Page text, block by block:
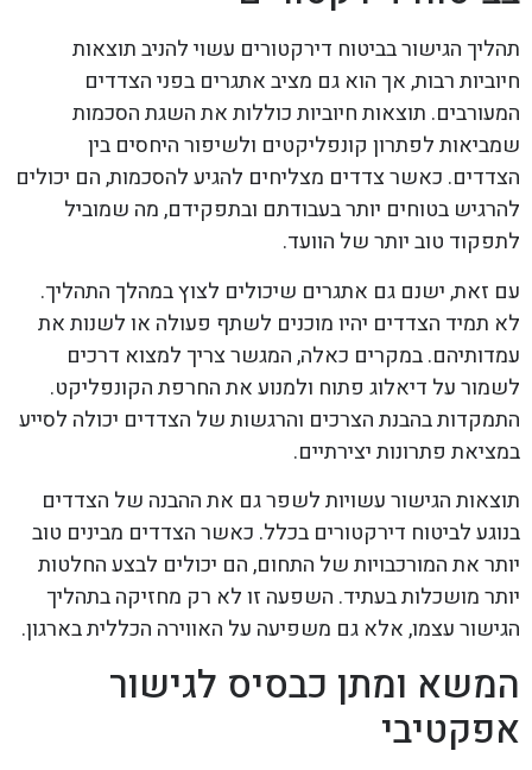
תהליך הגישור בביטוח דירקטורים עשוי להניב תוצאות
חיוביות רבות, אך הוא גם מציב אתגרים בפני הצדדים
המעורבים. תוצאות חיוביות כוללות את השגת הסכמות
שמביאות לפתרון קונפליקטים ולשיפור היחסים בין
הצדדים. כאשר צדדים מצליחים להגיע להסכמות, הם יכולים
להרגיש בטוחים יותר בעבודתם ובתפקידם, מה שמוביל
לתפקוד טוב יותר של הוועד.
עם זאת, ישנם גם אתגרים שיכולים לצוץ במהלך התהליך.
לא תמיד הצדדים יהיו מוכנים לשתף פעולה או לשנות את
עמדותיהם. במקרים כאלה, המגשר צריך למצוא דרכים
לשמור על דיאלוג פתוח ולמנוע את החרפת הקונפליקט.
התמקדות בהבנת הצרכים והרגשות של הצדדים יכולה לסייע
במציאת פתרונות יצירתיים.
תוצאות הגישור עשויות לשפר גם את ההבנה של הצדדים
בנוגע לביטוח דירקטורים בכלל. כאשר הצדדים מבינים טוב
יותר את המורכבויות של התחום, הם יכולים לבצע החלטות
יותר מושכלות בעתיד. השפעה זו לא רק מחזיקה בתהליך
הגישור עצמו, אלא גם משפיעה על האווירה הכללית בארגון.
המשא ומתן כבסיס לגישור
אפקטיבי